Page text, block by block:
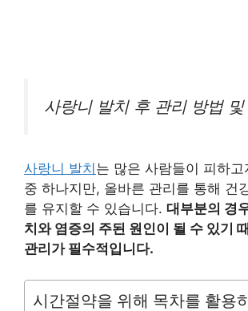
사랑니 발치 후 관리 방법
사랑니 발치 는 많은 사람들이 피하
중 하나지만, 올바른 관리를 통해 건
를 유지할 수 있습니다. 대부분의 경
치와 염증의 주된 원인이 될 수 있기
관리가 필수적입니다.
시간절약을 위해 목차를 활용